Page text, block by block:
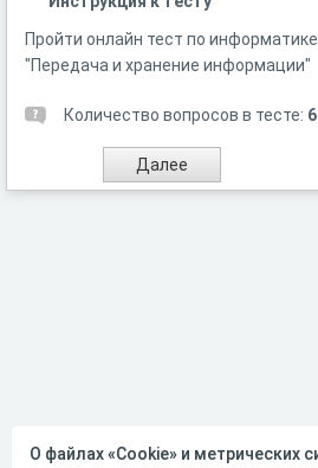
Пройти онлайн тест по
"Передача и хранение информации"
Количество вопросов в тесте: 6
О файлах «Cookie» и метрических